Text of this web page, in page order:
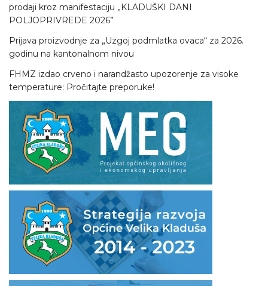
prodaji kroz manifestaciju „KLADUŠKI DANI
POLJOPRIVREDE 2026”
Prijava proizvodnje za „Uzgoj podmlatka ovaca“ za 2026.
godinu na kantonalnom nivou
FHMZ izdao crveno i narandžasto upozorenje za visoke
temperature: Pročitajte preporuke!